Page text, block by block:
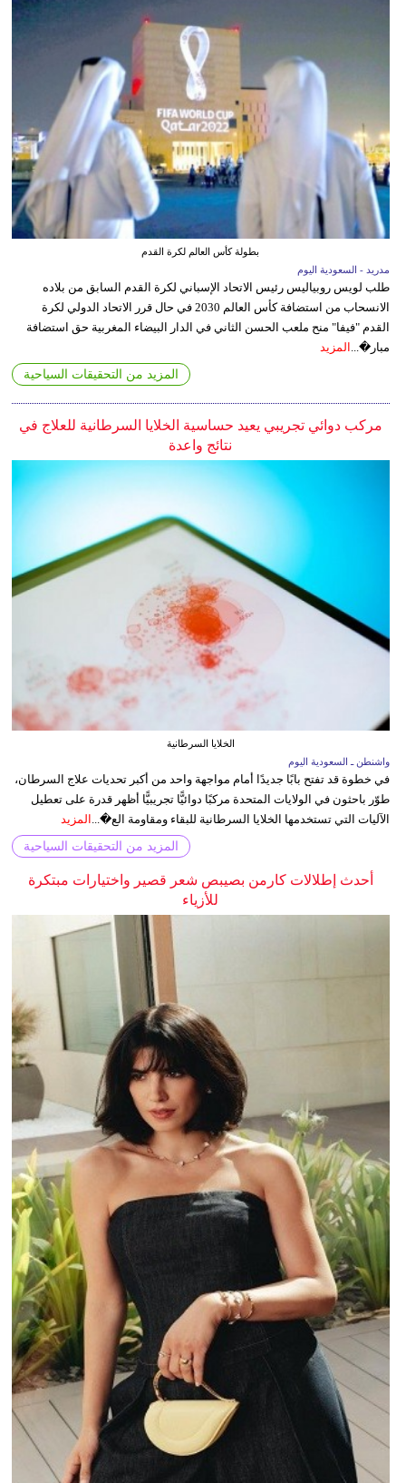
بطولة كأس العالم لكرة القدم
مدريد - السعودية اليوم
طلب لويس روبياليس رئيس الاتحاد الإسباني لكرة القدم السابق من بلاده
الانسحاب من استضافة كأس العالم 2030 في حال قرر الاتحاد الدولي لكرة
القدم "فيفا" منح ملعب الحسن الثاني في الدار البيضاء المغربية حق استضافة
مبار�... المزيد
المزيد من التحقيقات السياحية
مركب دوائي تجريبي يعيد حساسية الخلايا السرطانية للعلاج في
نتائج واعدة
الخلايا السرطانية
واشنطن ـ السعودية اليوم
في خطوة قد تفتح بابًا جديدًا أمام مواجهة واحد من أكبر تحديات علاج السرطان،
طوّر باحثون في الولايات المتحدة مركبًا دوائيًّا تجريبيًّا أظهر قدرة على تعطيل
الآليات التي تستخدمها الخلايا السرطانية للبقاء ومقاومة الع�... المزيد
المزيد من التحقيقات السياحية
أحدث إطلالات كارمن بصيبص شعر قصير واختيارات مبتكرة
للأزياء